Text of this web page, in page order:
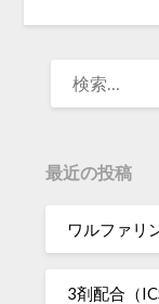
最近の投稿
ワルファリ
3剤配合（